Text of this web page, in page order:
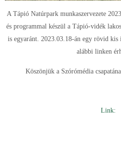
A Tápió Natúrpark munkaszervezete
és programmal készül a Tápió-vidék
is egyaránt. 2023.03.18-án egy rövid
alábbi linken
Köszönjük a Szórómédia
Link: